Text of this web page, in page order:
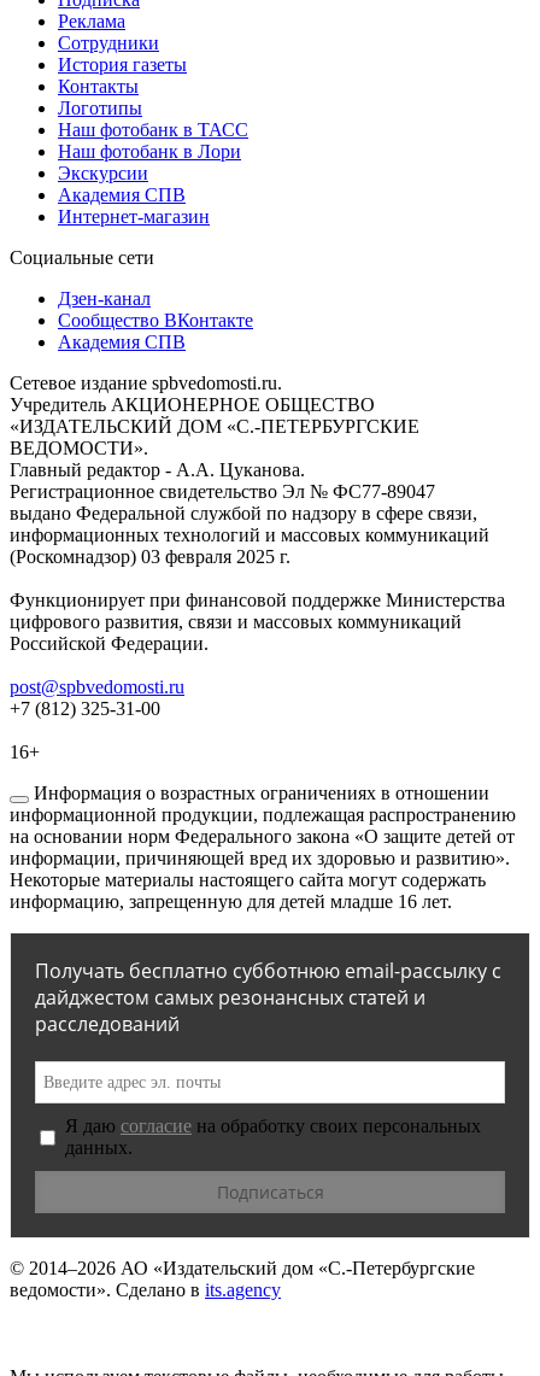
Реклама
Сотрудники
История газеты
Контакты
Логотипы
Наш фотобанк в ТАСС
Наш фотобанк в Лори
Экскурсии
Академия СПВ
Интернет-магазин
Социальные сети
Дзен-канал
Сообщество ВКонтакте
Академия СПВ
Сетевое издание spbvedomosti.ru.
Учредитель АКЦИОНЕРНОЕ ОБЩЕСТВО
«ИЗДАТЕЛЬСКИЙ ДОМ «С.-ПЕТЕРБУРГСКИЕ
ВЕДОМОСТИ».
Главный редактор - А.А. Цуканова.
Регистрационное свидетельство Эл № ФС77-89047
выдано Федеральной службой по надзору в сфере связи,
информационных технологий и массовых коммуникаций
(Роскомнадзор) 03 февраля 2025 г.
Функционирует при финансовой поддержке Министерства
цифрового развития, связи и массовых коммуникаций
Российской Федерации.
post@spbvedomosti.ru
+7 (812) 325-31-00
16+
Информация о возрастных ограничениях в отношении
информационной продукции, подлежащая распространению
на основании норм Федерального закона «О защите детей от
информации, причиняющей вред их здоровью и развитию».
Некоторые материалы настоящего сайта могут содержать
информацию, запрещенную для детей младше 16 лет.
Получать бесплатно субботнюю email-рассылку с
дайджестом самых резонансных статей и
расследований
Я даю согласие на обработку своих персональных
данных.
© 2014–2026 АО «Издательский дом «С.-Петербургские
ведомости». Сделано в its.agency